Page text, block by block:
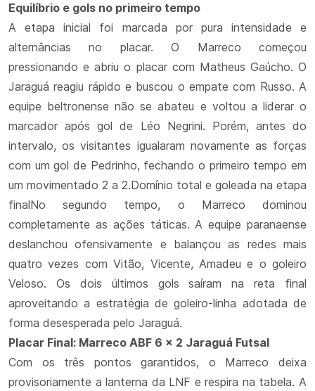
Equilíbrio e gols no primeiro tempo
A etapa inicial foi marcada por pura intensidade e
alternâncias no placar. O Marreco começou
pressionando e abriu o placar com Matheus Gaúcho. O
Jaraguá reagiu rápido e buscou o empate com Russo. A
equipe beltronense não se abateu e voltou a liderar o
marcador após gol de Léo Negrini. Porém, antes do
intervalo, os visitantes igualaram novamente as forças
com um gol de Pedrinho, fechando o primeiro tempo em
um movimentado 2 a 2.Domínio total e goleada na etapa
finalNo segundo tempo, o Marreco dominou
completamente as ações táticas. A equipe paranaense
deslanchou ofensivamente e balançou as redes mais
quatro vezes com Vitão, Vicente, Amadeu e o goleiro
Veloso. Os dois últimos gols saíram na reta final
aproveitando a estratégia de goleiro-linha adotada de
forma desesperada pelo Jaraguá.
Placar Final: Marreco ABF 6 x 2 Jaraguá Futsal
Com os três pontos garantidos, o Marreco deixa
provisoriamente a lanterna da LNF e respira na tabela. A